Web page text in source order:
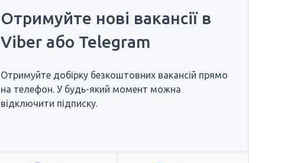
Отримуйте нові вакансії в
Viber або Telegram
Отримуйте добірку безкоштовних вакансій прямо
на телефон. У будь-який момент можна
відключити підписку.